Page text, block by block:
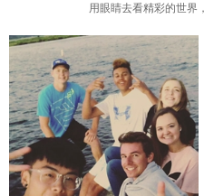
用眼睛去看精彩的世界